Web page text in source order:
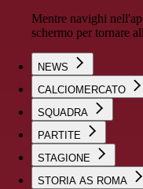
Mentre navighi
schermo per tornare
NEWS
CALCIOMERCATO
SQUADRA
PARTITE
STAGIONE
STORIA AS ROMA